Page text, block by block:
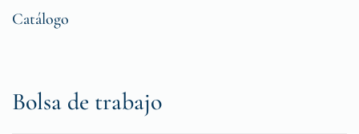
Catálogo
Bolsa de trabajo